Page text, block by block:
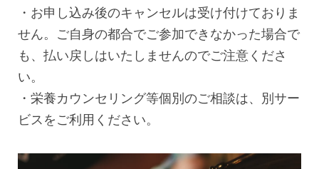
・お申し込み後のキャンセルは受け付けておりま
せん。ご自身の都合でご参加できなかった場合で
も、払い戻しはいたしませんのでご注意くださ
い。
・栄養カウンセリング等個別のご相談は、別サー
ビスをご利用ください。